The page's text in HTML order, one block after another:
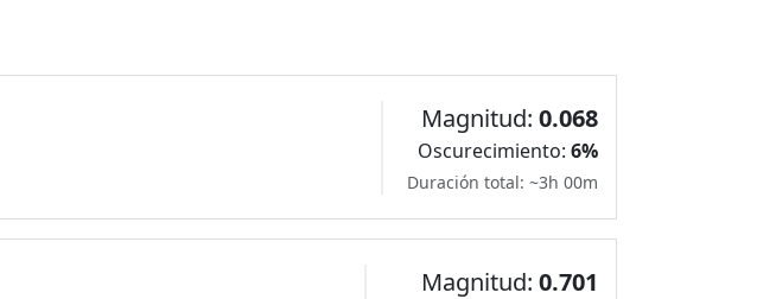
Magnitud: 0.068
Oscurecimiento: 6%
Duración total: ~3h 00m
Magnitud: 0.701